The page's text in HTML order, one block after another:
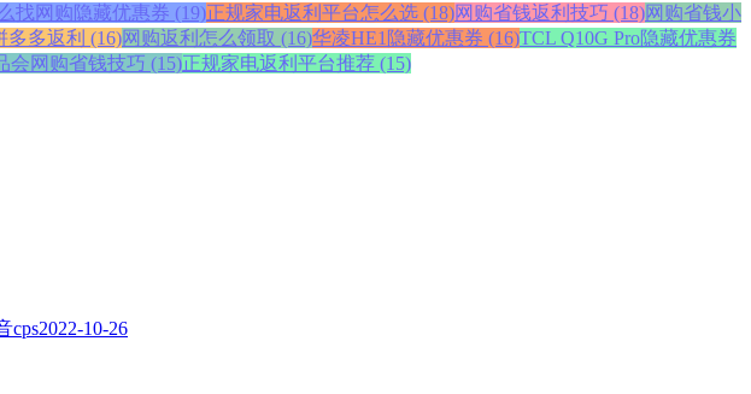
找网购隐藏优惠券 (19)正规家电返利平台怎么选 (18)网购省钱返利技巧 (18)网购省钱小
多多返利 (16)网购返利怎么领取 (16)华凌HE1隐藏优惠券 (16)TCL Q10G Pro隐藏优惠券
会网购省钱技巧 (15)正规家电返利平台推荐 (15)
cps2022-10-26